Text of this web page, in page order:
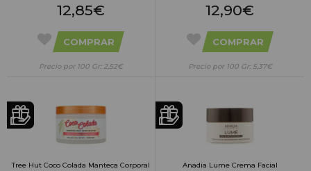
12,85€
COMPRAR
Precio por 100 Gr: 2,52€
12,90€
COMPRAR
Precio por 100 Gr: 5,37€
Tree Hut Coco Colada Manteca Corporal
Anadia Lume Crema Facial